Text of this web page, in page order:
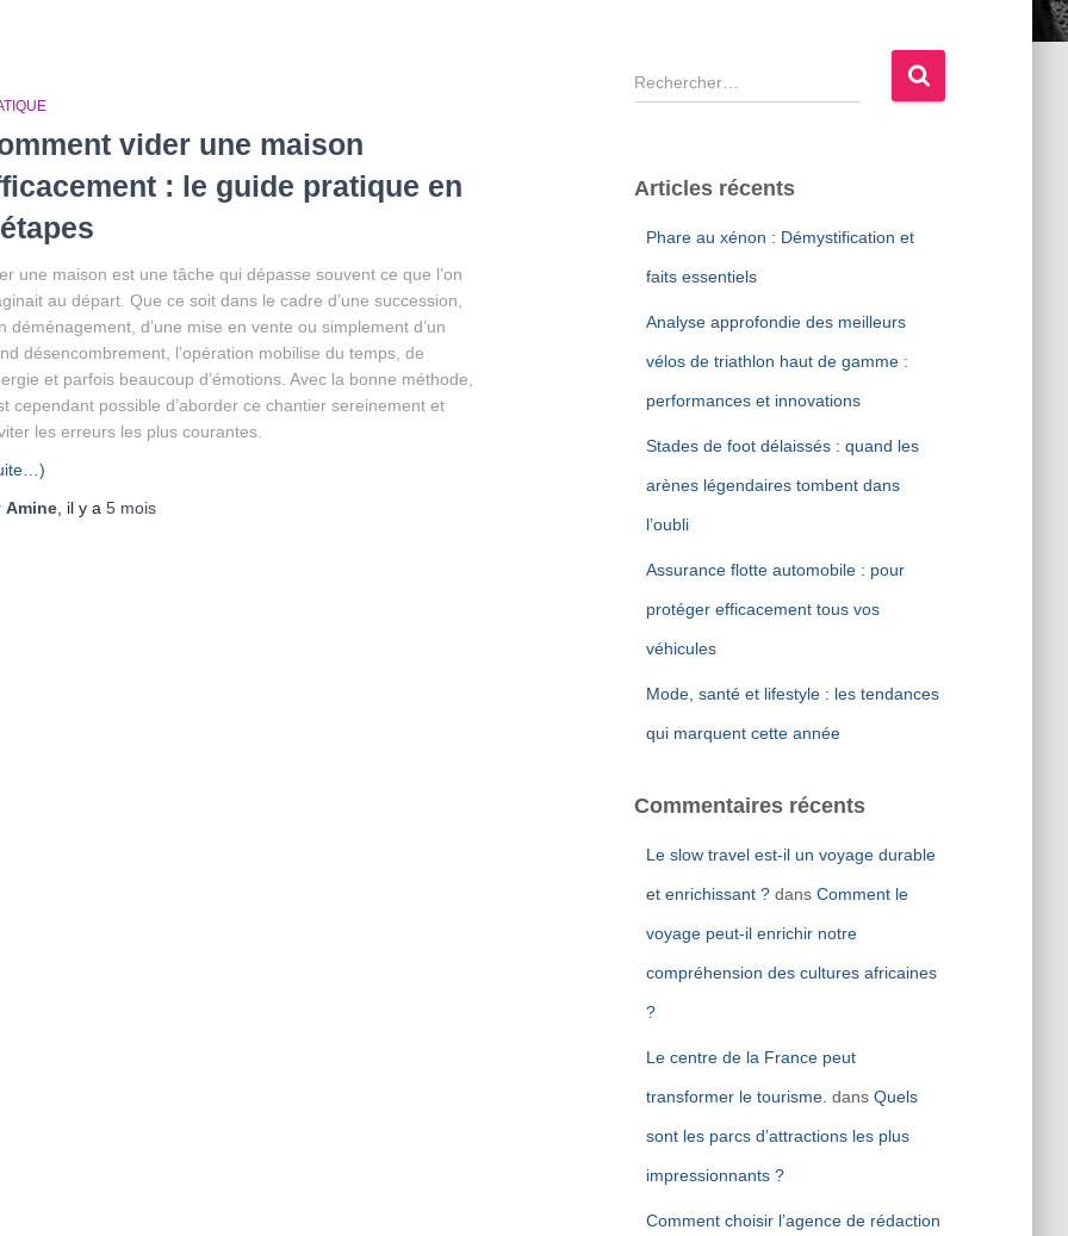
vider une maison
: le guide pratique en
une maison est une tâche qui dépasse souvent ce que l’on
au départ. Que ce soit dans le cadre d’une succession,
déménagement, d’une mise en vente ou simplement d’un
désencombrement, l’opération mobilise du temps, de
et parfois beaucoup d’émotions. Avec la bonne méthode,
cependant possible d’aborder ce chantier sereinement et
les erreurs les plus courantes.
Amine , il y a 5 mois
R
e
e
Articles récents
Phare au xénon : Démystification et
faits essentiels
Analyse approfondie des meilleurs
vélos de triathlon haut de gamme :
performances et innovations
Stades de foot délaissés : quand les
arènes légendaires tombent dans
l’oubli
Assurance flotte automobile : pour
protéger efficacement tous vos
véhicules
Mode, santé et lifestyle : les tendances
qui marquent cette année
Commentaires récents
Le slow travel est-il un voyage durable
et enrichissant ?dans Comment le
voyage peut-il enrichir notre
compréhension des cultures africaines
?
Le centre de la France peut
transformer le tourisme. dans Quels
sont les parcs d’attractions les plus
impressionnants ?
Comment choisir l’agence de rédaction